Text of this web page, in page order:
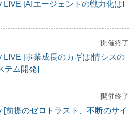
LIVE [AIエージェントの戦力化はI
開催終了
LIVE [事業成長のカギは[情シスの
テム開発]
開催終了
[前提のゼロトラスト、不断のサイ